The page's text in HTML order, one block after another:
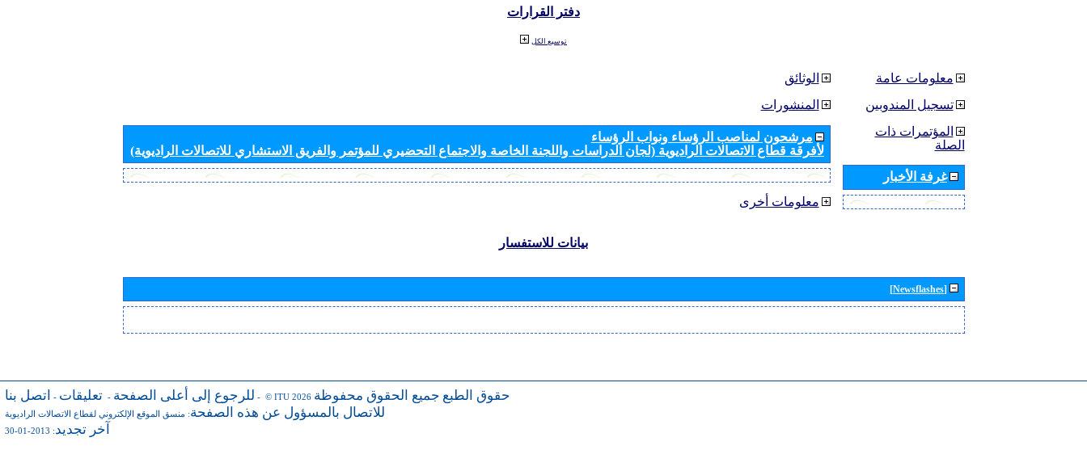
دفتر القرارات
توسيع الكل
الوثائق
المنشورات
مرشحون لمناصب الرؤساء ونواب الرؤساء
لأفرقة قطاع الاتصالات الراديوية (لجان الدراسات واللجنة الخاصة والاجتماع التحضيري للمؤتمر والفريق الاستشاري للاتصالات الراديوية)
معلومات أخرى
معلومات عامة
تسجيل المندوبين
المؤتمرات ذات
الصلة
غرفة الأخبار
بيانات للاستفسار
[Newsflashes]
للرجوع إلى أعلى الصفحة - تعليقات - اتصل بنا - © ITU 2026 حقوق الطبع جميع الحقوق محفوظة
للاتصال بالمسؤول عن هذه الصفحة: منسق الموقع الإلكتروني لقطاع الاتصالات الراديوية
آخر تجديد: 2013-01-30